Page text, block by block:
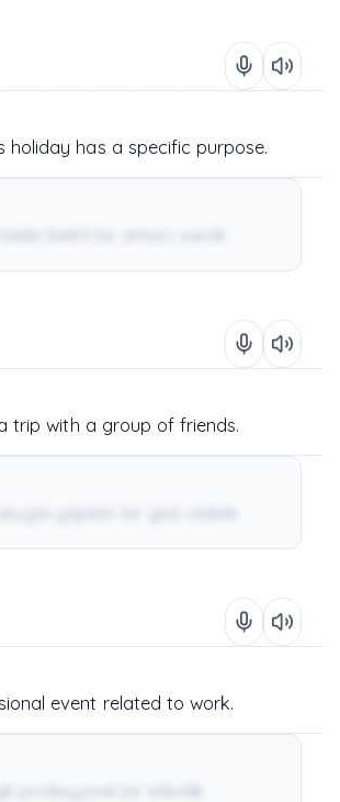
holiday has a specific purpose.
belirli bir amacı vardır.
trip with a group of friends.
yapılan bir gezi olabilir.
event related to work.